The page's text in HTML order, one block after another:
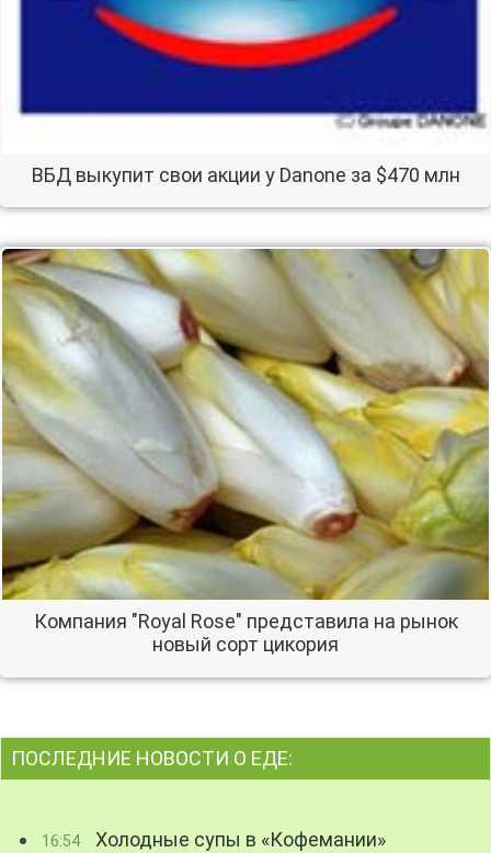
ВБД выкупит свои акции у Danone за $470 млн
Компания "Royal Rose" представила на рынок
новый сорт цикория
ПОСЛЕДНИЕ НОВОСТИ О ЕДЕ:
16:54 Холодные супы в «Кофемании»